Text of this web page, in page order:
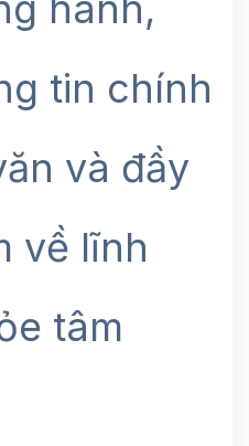
tin chính
và đầy
về lĩnh
tâm